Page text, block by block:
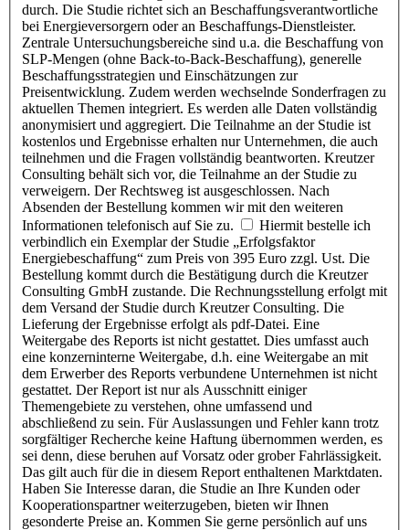
durch. Die Studie richtet sich an Beschaffungsverantwortliche
bei Energieversorgern oder an Beschaffungs-Dienstleister.
Zentrale Untersuchungsbereiche sind u.a. die Beschaffung von
SLP-Mengen (ohne Back-to-Back-Beschaffung), generelle
Beschaffungsstrategien und Einschätzungen zur
Preisentwicklung. Zudem werden wechselnde Sonderfragen zu
aktuellen Themen integriert. Es werden alle Daten vollständig
anonymisiert und aggregiert. Die Teilnahme an der Studie ist
kostenlos und Ergebnisse erhalten nur Unternehmen, die auch
teilnehmen und die Fragen vollständig beantworten. Kreutzer
Consulting behält sich vor, die Teilnahme an der Studie zu
verweigern. Der Rechtsweg ist ausgeschlossen. Nach
Absenden der Bestellung kommen wir mit den weiteren
Informationen telefonisch auf Sie zu.
Hiermit bestelle ich
verbindlich ein Exemplar der Studie „Erfolgsfaktor
Energiebeschaffung“ zum Preis von 395 Euro zzgl. Ust. Die
Bestellung kommt durch die Bestätigung durch die Kreutzer
Consulting GmbH zustande. Die Rechnungsstellung erfolgt mit
dem Versand der Studie durch Kreutzer Consulting. Die
Lieferung der Ergebnisse erfolgt als pdf-Datei. Eine
Weitergabe des Reports ist nicht gestattet. Dies umfasst auch
eine konzerninterne Weitergabe, d.h. eine Weitergabe an mit
dem Erwerber des Reports verbundene Unternehmen ist nicht
gestattet. Der Report ist nur als Ausschnitt einiger
Themengebiete zu verstehen, ohne umfassend und
abschließend zu sein. Für Auslassungen und Fehler kann trotz
sorgfältiger Recherche keine Haftung übernommen werden, es
sei denn, diese beruhen auf Vorsatz oder grober Fahrlässigkeit.
Das gilt auch für die in diesem Report enthaltenen Marktdaten.
Haben Sie Interesse daran, die Studie an Ihre Kunden oder
Kooperationspartner weiterzugeben, bieten wir Ihnen
gesonderte Preise an. Kommen Sie gerne persönlich auf uns